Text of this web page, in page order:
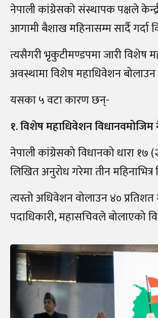
नेपाली कांग्रेसको संस्थापक पक्षले
आगामी बैशाख महिनासम्म सार्दै गर्दा
त्यसैगरी भृकुटीमण्डपमा जारी विशेष
अवस्थामा विशेष महाधिवेशन बोलाउन
यसका ५ वटा कारण छन्-
१. विशेष महाधिवेशन
नेपाली कांग्रेसको विधानको धारा १७
लिखित अनुरोध गरेमा तीन
त्यस्तो अधिवेशन वोलाउन ४०
पदाधिकारी, महासचिवले बोलाएको